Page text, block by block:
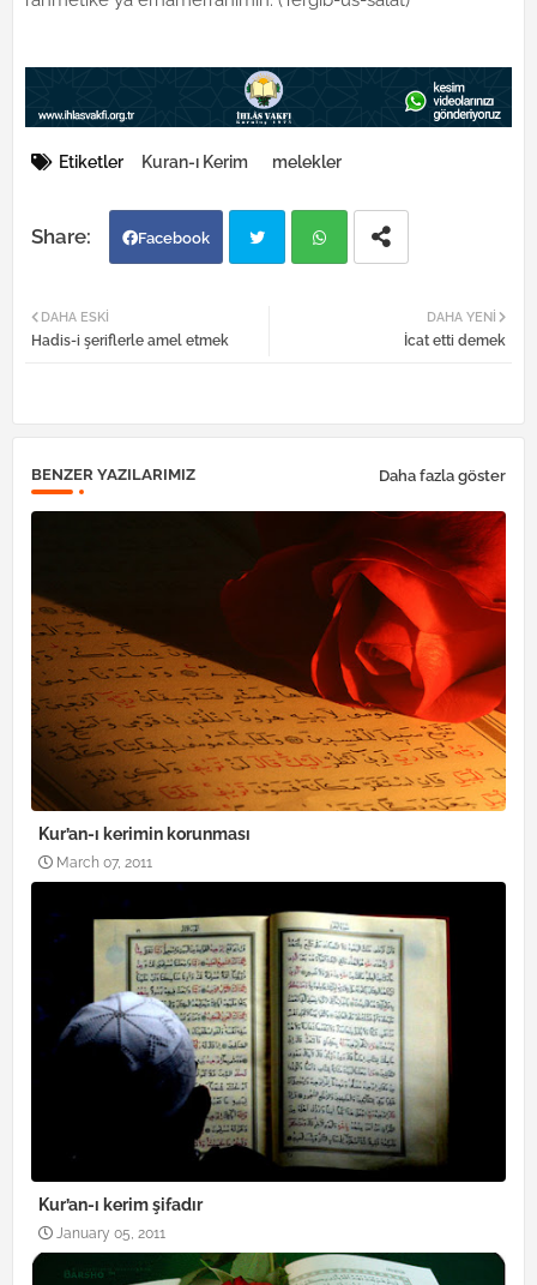
Etiketler Kuran-ı Kerim melekler
Facebook
DAHA YENI
İcat etti demek
DAHA ESKI
Hadis-i şeriflerle amel etmek
BENZER YAZILARIMIZ Daha fazla göster
Kur’an-ı kerimin korunması
March 07, 2011
Kur’an-ı kerim şifadır
January 05, 2011